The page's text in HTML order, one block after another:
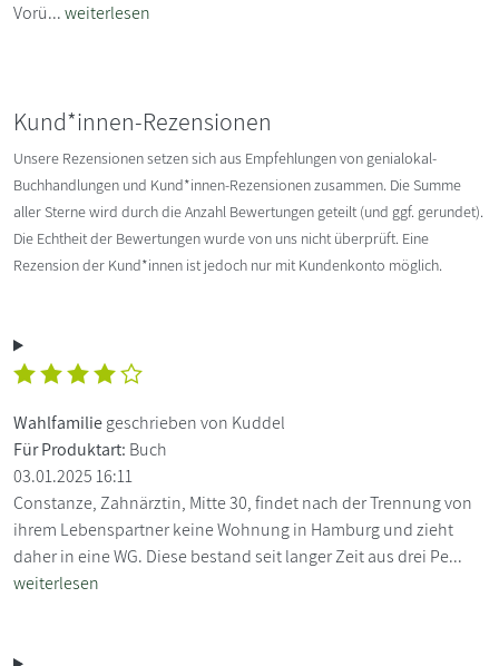
Vorü...weiterlesen
Kund*innen-Rezensionen
Unsere Rezensionen setzen sich aus Empfehlungen von genialokal-
Buchhandlungen und Kund*innen-Rezensionen zusammen. Die Summe
aller Sterne wird durch die Anzahl Bewertungen geteilt (und ggf. gerundet).
Die Echtheit der Bewertungen wurde von uns nicht überprüft. Eine
Rezension der Kund*innen ist jedoch nur mit Kundenkonto möglich.
Wahlfamiliegeschrieben von Kuddel
Für Produktart: Buch
03.01.2025 16:11
Constanze, Zahnärztin, Mitte 30, findet nach der Trennung von
ihrem Lebenspartner keine Wohnung in Hamburg und zieht
daher in eine WG. Diese bestand seit langer Zeit aus drei Pe...
weiterlesen